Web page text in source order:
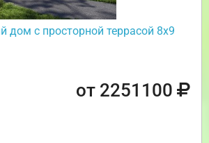
дом с просторной террасой 8х9
от 2251100